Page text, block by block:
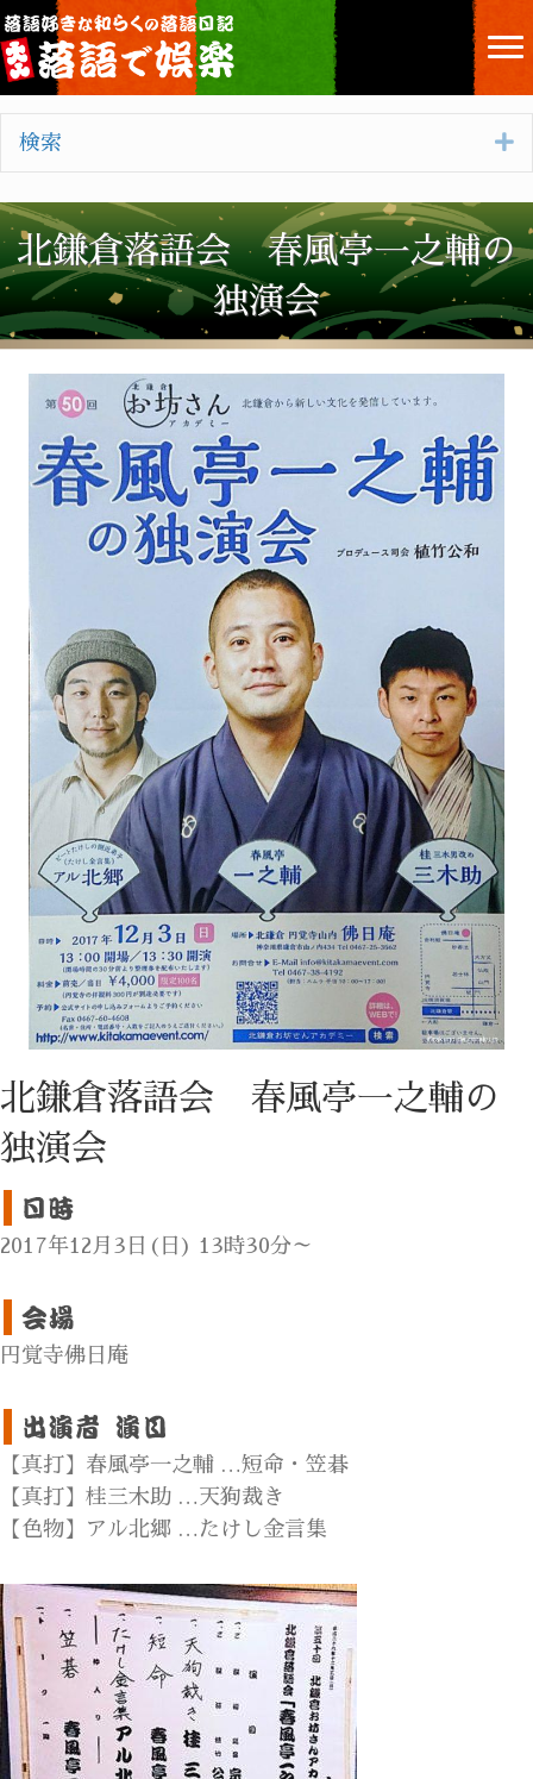
検索
北鎌倉落語会 春風亭一之輔の
独演会
北鎌倉落語会 春風亭一之輔の
独演会
2017年12月3日(日) 13時30分～
円覚寺佛日庵
【真打】春風亭一之輔 …短命・笠碁
【真打】桂三木助 …天狗裁き
【色物】アル北郷 …たけし金言集